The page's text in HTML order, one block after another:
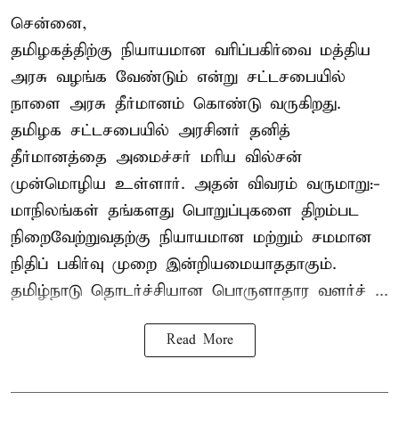
சென்னை,
தமிழகத்திற்கு நியாயமான வரிப்பகிர்வை மத்திய
அரசு வழங்க வேண்டும் என்று சட்டசபையில்
நாளை அரசு தீர்மானம் கொண்டு வருகிறது.
தமிழக சட்டசபையில் அரசினர் தனித்
தீர்மானத்தை அமைச்சர் மரிய வில்சன்
முன்மொழிய உள்ளார். அதன் விவரம் வருமாறு:-
மாநிலங்கள் தங்களது பொறுப்புகளை திறம்பட
நிறைவேற்றுவதற்கு நியாயமான மற்றும் சமமான
நிதிப் பகிர்வு முறை இன்றியமையாததாகும்.
தமிழ்நாடு தொடர்ச்சியான பொருளாதார வளர்ச் ...
Read More